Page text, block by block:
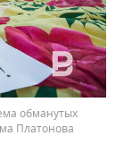
обманутых
Платонова